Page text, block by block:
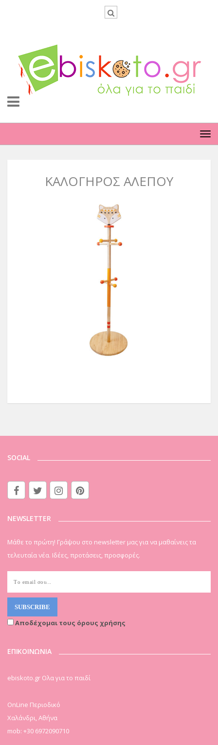
ΚΑΛΟΓΗΡΟΣ ΑΛΕΠΟΥ
SOCIAL
NEWSLETTER
Μάθε το πρώτη! Γράψου στο newsletter μας για να μαθαίνεις τα
τελευταία νέα. Ιδέες, προτάσεις, προσφορές.
Αποδέχομαι τους όρους χρήσης
ΕΠΙΚΟΙΝΩΝΙΑ
ebiskoto.gr Ολα για το παιδί
OnLine Περιοδικό
Χαλάνδρι, Αθήνα
mob: +30 6972090710